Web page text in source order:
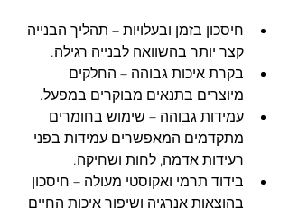
חיסכון בזמן ובעלויות – תהליך הבנייה
קצר יותר בהשוואה לבנייה רגילה.
בקרת איכות גבוהה – החלקים
מיוצרים בתנאים מבוקרים במפעל.
עמידות גבוהה – שימוש בחומרים
מתקדמים המאפשרים עמידות בפני
רעידות אדמה, לחות ושחיקה.
בידוד תרמי ואקוסטי מעולה – חיסכון
בהוצאות אנרגיה ושיפור איכות החיים